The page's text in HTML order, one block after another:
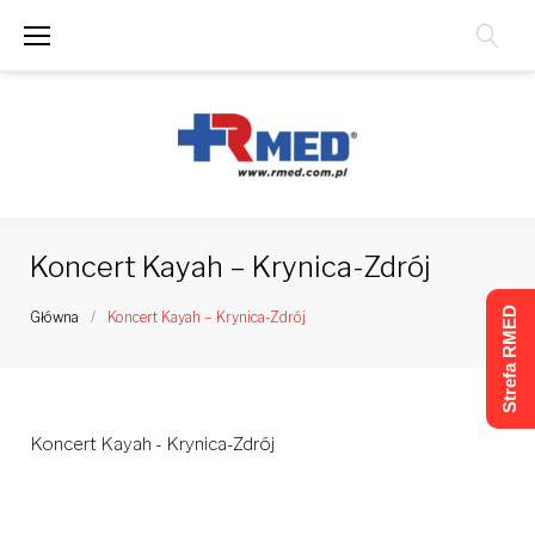
Koncert Kayah – Krynica-Zdrój
Główna / Koncert Kayah – Krynica-Zdrój
Koncert Kayah - Krynica-Zdrój
Strefa RMED